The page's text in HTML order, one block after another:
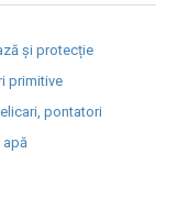
și protecție
primitive
pontatori
apă